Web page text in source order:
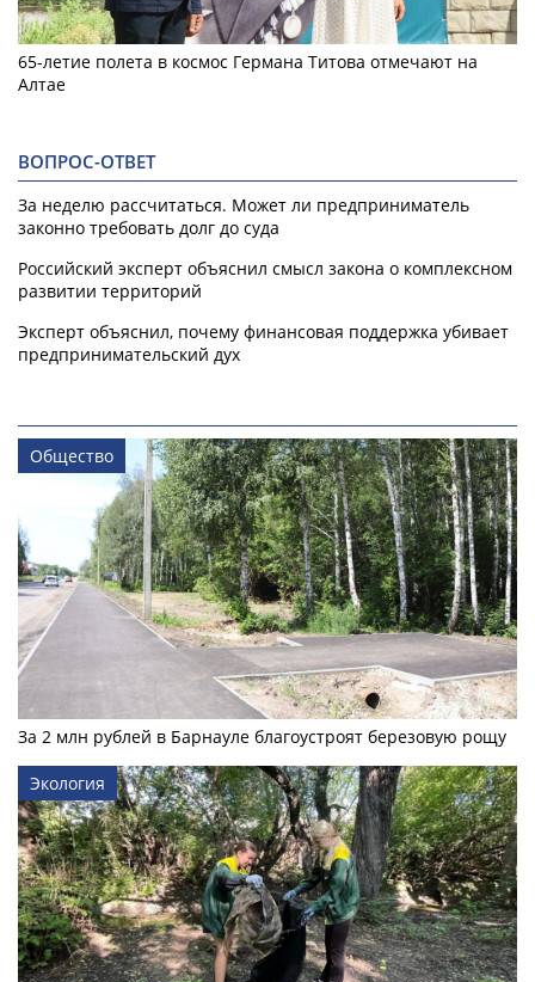
65-летие полета в космос Германа Титова отмечают на
Алтае
ВОПРОС-ОТВЕТ
За неделю рассчитаться. Может ли предприниматель
законно требовать долг до суда
Российский эксперт объяснил смысл закона о комплексном
развитии территорий
Эксперт объяснил, почему финансовая поддержка убивает
предпринимательский дух
Общество
За 2 млн рублей в Барнауле благоустроят березовую рощу
Экология